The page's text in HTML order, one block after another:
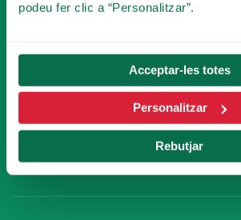
podeu fer clic a “Personalitzar”.
Acceptar-les totes
Personalitzar
Rebutjar
FES-TE SOCI
DEL TIBICLUB!
FES-TE SOCI